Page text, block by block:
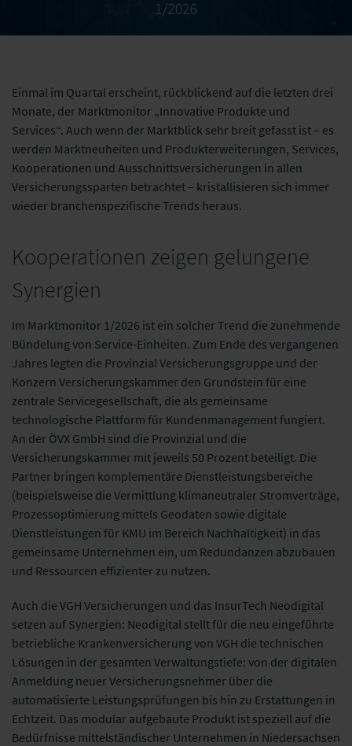
Einmal im Quartal erscheint, rückblickend auf die letzten drei
Monate, der Marktmonitor „Innovative Produkte und
Services“. Auch wenn der Marktblick sehr breit gefasst ist – es
werden Marktneuheiten und Produkterweiterungen, Services,
Kooperationen und Ausschnittsversicherungen in allen
Versicherungssparten betrachtet – kristallisieren sich immer
wieder branchenspezifische Trends heraus.
Kooperationen zeigen gelungene
Synergien
Im Marktmonitor 1/2026 ist ein solcher Trend die zunehmende
Bündelung von Service-Einheiten. Zum Ende des vergangenen
Jahres legten die Provinzial Versicherungsgruppe und der
Konzern Versicherungskammer den Grundstein für eine
zentrale Servicegesellschaft, die als gemeinsame
technologische Plattform für Kundenmanagement fungiert.
An der ÖVX GmbH sind die Provinzial und die
Versicherungskammer mit jeweils 50 Prozent beteiligt. Die
Partner bringen komplementäre Dienstleistungsbereiche
(beispielsweise die Vermittlung klimaneutraler Stromverträge,
Prozessoptimierung mittels Geodaten sowie digitale
Dienstleistungen für KMU im Bereich Nachhaltigkeit) in das
gemeinsame Unternehmen ein, um Redundanzen abzubauen
und Ressourcen effizienter zu nutzen.
Auch die VGH Versicherungen und das InsurTech Neodigital
setzen auf Synergien: Neodigital stellt für die neu eingeführte
betriebliche Krankenversicherung von VGH die technischen
Lösungen in der gesamten Verwaltungstiefe: von der digitalen
Anmeldung neuer Versicherungsnehmer über die
automatisierte Leistungsprüfungen bis hin zu Erstattungen in
Echtzeit. Das modular aufgebaute Produkt ist speziell auf die
Bedürfnisse mittelständischer Unternehmen in Niedersachsen